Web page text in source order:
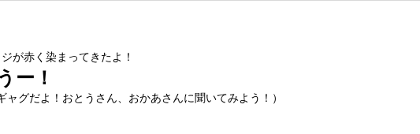
が赤く染まってきたよ！
ー！
ャグだよ！おとうさん、おかあさんに聞いてみよう！）